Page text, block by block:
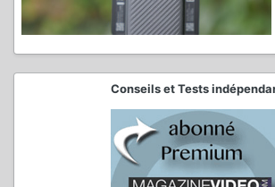
Conseils et Tests